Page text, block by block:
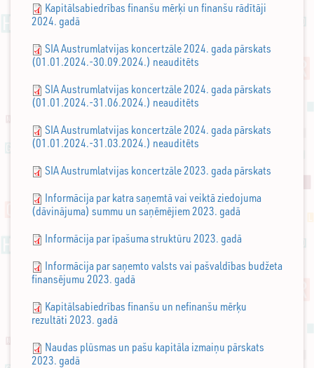
Kapitālsabiedrības finanšu mērķi un finanšu rādītāji
2024. gadā
SIA Austrumlatvijas koncertzāle 2024. gada pārskats
(01.01.2024.-30.09.2024.) neauditēts
SIA Austrumlatvijas koncertzāle 2024. gada pārskats
(01.01.2024.-31.06.2024.) neauditēts
SIA Austrumlatvijas koncertzāle 2024. gada pārskats
(01.01.2024.-31.03.2024.) neauditēts
SIA Austrumlatvijas koncertzāle 2023. gada pārskats
Informācija par katra saņemtā vai veiktā ziedojuma
(dāvinājuma) summu un saņēmējiem 2023. gadā
Informācija par īpašuma struktūru 2023. gadā
Informācija par saņemto valsts vai pašvaldības budžeta
finansējumu 2023. gadā
Kapitālsabiedrības finanšu un nefinanšu mērķu
rezultāti 2023. gadā
Naudas plūsmas un pašu kapitāla izmaiņu pārskats
2023. gadā